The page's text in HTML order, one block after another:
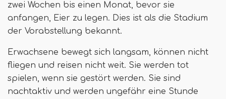
zwei Wochen bis einen Monat, bevor sie
anfangen, Eier zu legen. Dies ist als die Stadium
der Vorabstellung bekannt.
Erwachsene bewegt sich langsam, können nicht
fliegen und reisen nicht weit. Sie werden tot
spielen, wenn sie gestört werden. Sie sind
nachtaktiv und werden ungefähr eine Stunde